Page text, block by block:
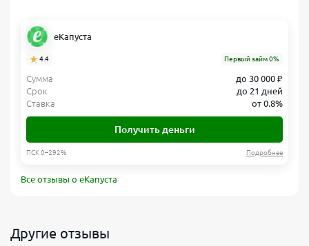
еКапуста
4.4 Первый займ 0%
Сумма
до 30 000 ₽
Срок
до 21 дней
Ставка
от 0.8%
Получить деньги
ПСК 0–292% Подробнее
Все отзывы о еКапуста
Другие отзывы